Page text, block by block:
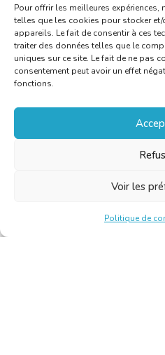
Pour offrir les meilleures
telles que les cookies pour stocker
appareils. Le fait de consentir à ces
traiter des données telles que le
uniques sur ce site. Le fait de ne pas
consentement peut avoir un effet
fonctions.
Voir les
Politique de